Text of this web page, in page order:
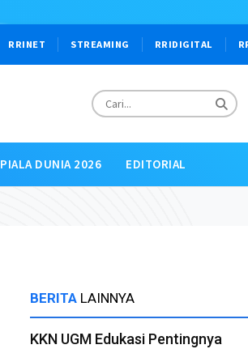
RRINET STREAMING RRIDIGITAL
PIALA DUNIA 2026 EDITORIAL
BERITA LAINNYA
KKN UGM Edukasi Pentingnya